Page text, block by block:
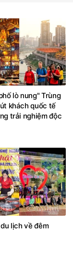
lò nung" Trùng
khách quốc tế
trải nghiệm độc
lịch về đêm